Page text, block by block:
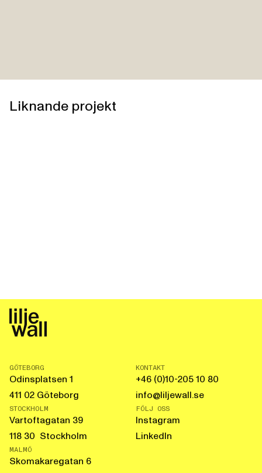
Liknande projekt
GÖTEBORG
Odinsplatsen 1
411 02 Göteborg
STOCKHOLM
Vartoftagatan 39
118 30 Stockholm
MALMÖ
Skomakaregatan 6
KONTAKT
+46 (0)10-205 10 80
info@liljewall.se
FÖLJ OSS
Instagram
LinkedIn